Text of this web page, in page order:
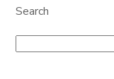
Search